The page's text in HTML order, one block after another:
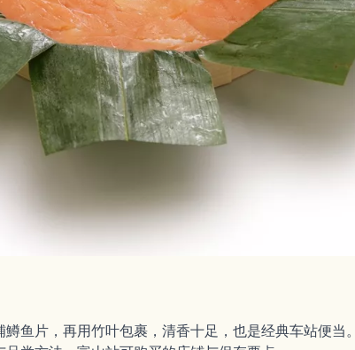
鱼片，再用竹叶包裹，清香十足，也是经典车站便当